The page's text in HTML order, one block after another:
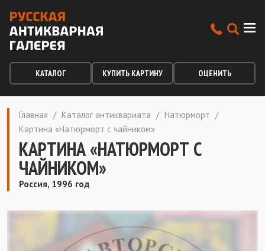
КАТАЛОГ КУПИТЬ КАРТИНУ ОЦЕНИТЬ
Главная / Каталог антиквариата / Натюрморт /
Картина «Натюрморт с чайником»
КАРТИНА «НАТЮРМОРТ С
ЧАЙНИКОМ»
Россия, 1996 год